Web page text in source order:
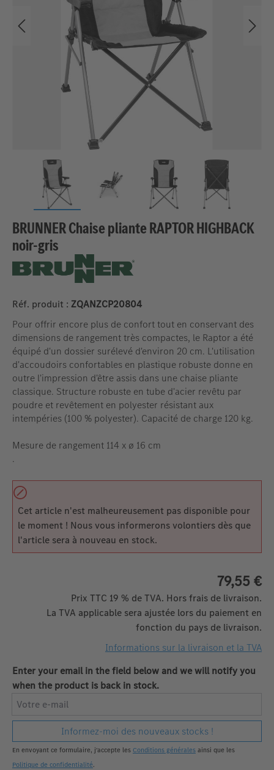
BRUNNER Chaise pliante RAPTOR HIGHBACK
noir-gris
Réf. produit : ZQANZCP20804
Pour offrir encore plus de confort tout en conservant des
dimensions de rangement très compactes, le Raptor a été
équipé d'un dossier surélevé d'environ 20 cm. L'utilisation
d'accoudoirs confortables en plastique robuste donne en
outre l'impression d'être assis dans une chaise pliante
classique. Structure robuste en tube d'acier revêtu par
poudre et revêtement en polyester résistant aux
intempéries (100 % polyester). Capacité de charge 120 kg.
Mesure de rangement 114 x ø 16 cm
.
Cet article n'est malheureusement pas disponible pour
le moment ! Nous vous informerons volontiers dès que
l'article sera à nouveau en stock.
79,55 €
Prix TTC 19 % de TVA. Hors frais de livraison.
La TVA applicable sera ajustée lors du paiement en
fonction du pays de livraison.
Informations sur la livraison et la TVA
Enter your email in the field below and we will notify you
when the product is back in stock.
Votre e-mail
Informez-moi des nouveaux stocks !
En envoyant ce formulaire, j'accepte les Conditions générales ainsi que les
Politique de confidentialité.